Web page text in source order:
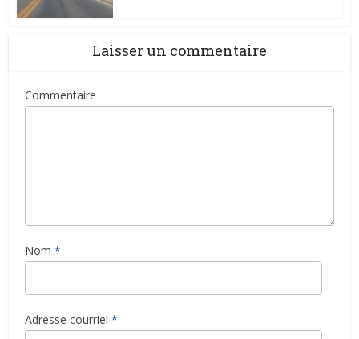
Laisser un commentaire
Commentaire
Nom *
Adresse courriel *